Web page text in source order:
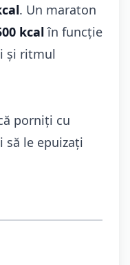
. Un maraton
kcal în funcție
și ritmul
porniți cu
să le epuizați